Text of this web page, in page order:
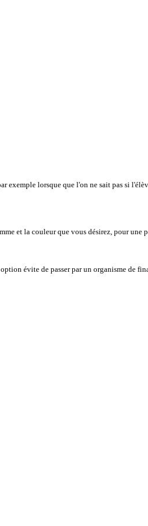
lorsque que l'on ne sait pas si
et la couleur que vous désirez, pour une
évite de passer par un organisme